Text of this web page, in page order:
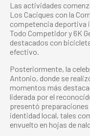
Las actividades
Los Caciques con la
competencia deportiva
Todo Competidor y 6K
destacados con
efectivo.
Posteriormente, la
Antonio, donde se
momentos más
liderada por el
presentó
identidad local, tales
envuelto en hojas de